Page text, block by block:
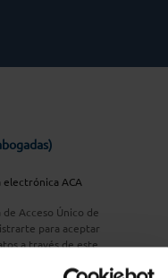
ACA
de Acceso Único de
para aceptar
a través de este